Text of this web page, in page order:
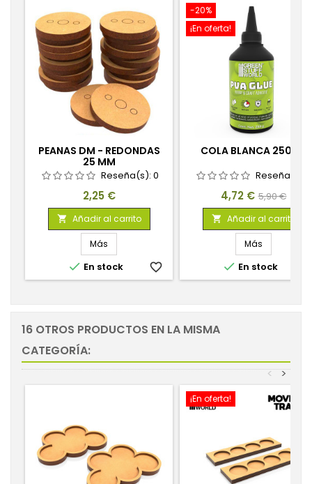
PEANAS DM - REDONDAS
25 MM
Reseña(s): 0
Precio
2,25 €
 Añadir al carrito
Más
 En stock favorite_border
-20%
¡En oferta!
COLA BLANCA 250GR
Reseña(s):
Precio
4,72 € Precio
base
5,90 €
 Añadir al carrito
Más
 En stock
16 OTROS PRODUCTOS EN LA MISMA
CATEGORÍA:
>
<
¡En oferta!